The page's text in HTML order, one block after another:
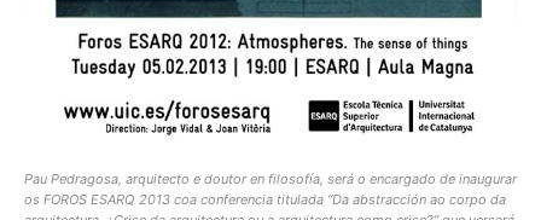
Pau Pedragosa, arquitecto e doutor en filosofía, será o encargado de inaugurar
os FOROS ESARQ 2013 coa conferencia titulada “Da abstracción ao corpo da